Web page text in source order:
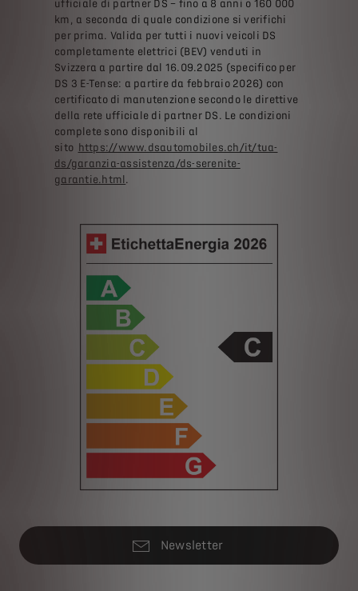
ufficiale di partner DS – fino a 8 anni o 160 000
km, a seconda di quale condizione si verifichi
per prima. Valida per tutti i nuovi veicoli DS
completamente elettrici (BEV) venduti in
Svizzera a partire dal 16.09.2025 (specifico per
DS 3 E-Tense: a partire da febbraio 2026) con
certificato di manutenzione secondo le direttive
della rete ufficiale di partner DS. Le condizioni
complete sono disponibili al
sito https://www.dsautomobiles.ch/it/tua-
ds/garanzia-assistenza/ds-serenite-
garantie.html .
Newsletter